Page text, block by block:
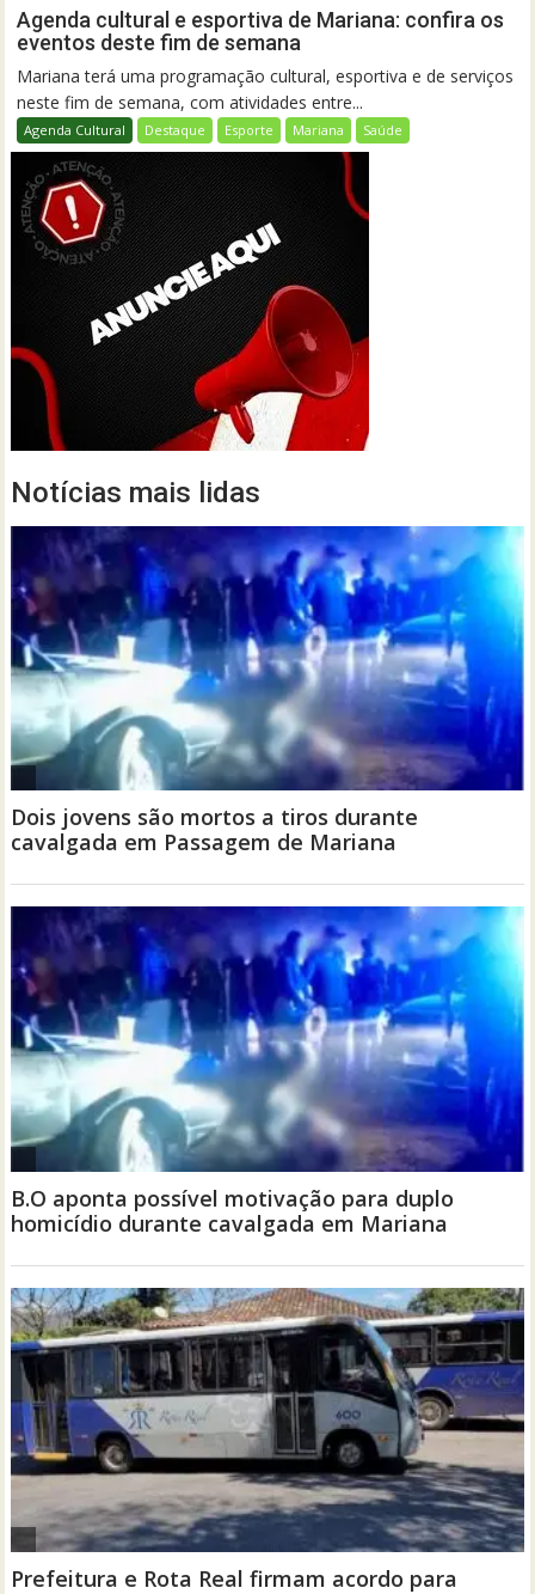
Agenda cultural e esportiva de Mariana: confira os
eventos deste fim de semana
Mariana terá uma programação cultural, esportiva e de serviços
neste fim de semana, com atividades entre...
Agenda Cultural Destaque Esporte Mariana Saúde
Notícias mais lidas